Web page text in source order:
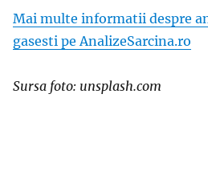
Mai multe informatii despre
gasesti pe AnalizeSarcina.ro
Sursa foto: unsplash.com